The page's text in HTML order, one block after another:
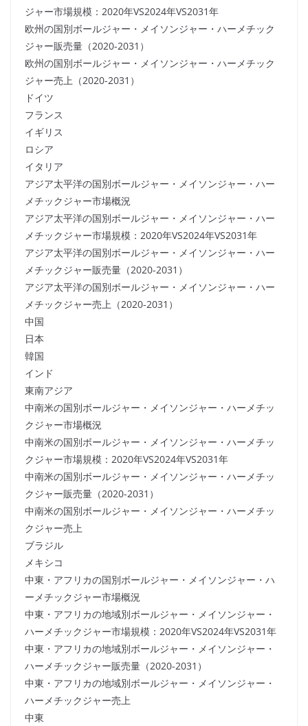
ジャー市場規模：2020年VS2024年VS2031年
欧州の国別ボールジャー・メイソンジャー・ハーメチック
ジャー販売量（2020-2031）
欧州の国別ボールジャー・メイソンジャー・ハーメチック
ジャー売上（2020-2031）
ドイツ
フランス
イギリス
ロシア
イタリア
アジア太平洋の国別ボールジャー・メイソンジャー・ハー
メチックジャー市場概況
アジア太平洋の国別ボールジャー・メイソンジャー・ハー
メチックジャー市場規模：2020年VS2024年VS2031年
アジア太平洋の国別ボールジャー・メイソンジャー・ハー
メチックジャー販売量（2020-2031）
アジア太平洋の国別ボールジャー・メイソンジャー・ハー
メチックジャー売上（2020-2031）
中国
日本
韓国
インド
東南アジア
中南米の国別ボールジャー・メイソンジャー・ハーメチッ
クジャー市場概況
中南米の国別ボールジャー・メイソンジャー・ハーメチッ
クジャー市場規模：2020年VS2024年VS2031年
中南米の国別ボールジャー・メイソンジャー・ハーメチッ
クジャー販売量（2020-2031）
中南米の国別ボールジャー・メイソンジャー・ハーメチッ
クジャー売上
ブラジル
メキシコ
中東・アフリカの国別ボールジャー・メイソンジャー・ハ
ーメチックジャー市場概況
中東・アフリカの地域別ボールジャー・メイソンジャー・
ハーメチックジャー市場規模：2020年VS2024年VS2031年
中東・アフリカの地域別ボールジャー・メイソンジャー・
ハーメチックジャー販売量（2020-2031）
中東・アフリカの地域別ボールジャー・メイソンジャー・
ハーメチックジャー売上
中東